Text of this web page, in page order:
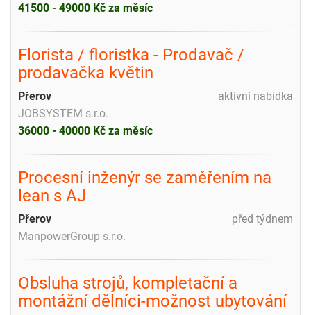
41500 - 49000 Kč za měsíc
Florista / floristka - Prodavač /
prodavačka květin
aktivní nabídka
Přerov
JOBSYSTEM s.r.o.
36000 - 40000 Kč za měsíc
Procesní inženýr se zaměřením na
lean s AJ
před týdnem
Přerov
ManpowerGroup s.r.o.
Obsluha strojů, kompletační a
montážní dělníci-možnost ubytování